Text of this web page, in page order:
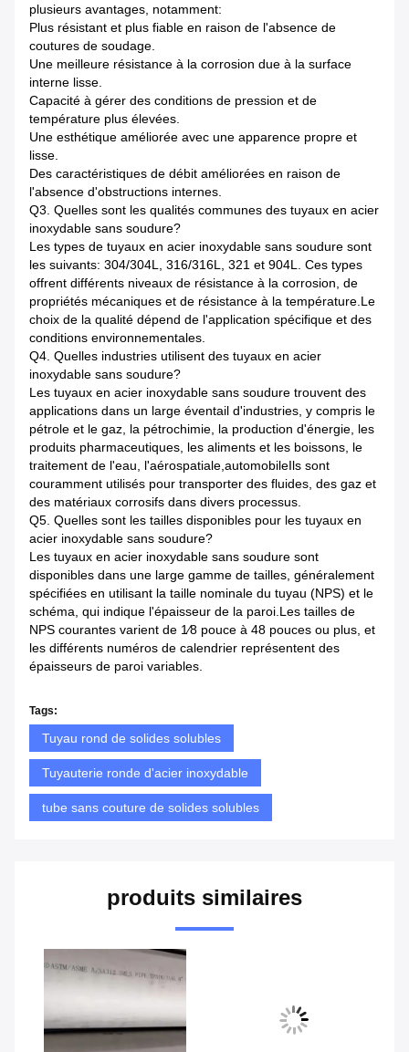
plusieurs avantages, notamment:
Plus résistant et plus fiable en raison de l'absence de
coutures de soudage.
Une meilleure résistance à la corrosion due à la surface
interne lisse.
Capacité à gérer des conditions de pression et de
température plus élevées.
Une esthétique améliorée avec une apparence propre et
lisse.
Des caractéristiques de débit améliorées en raison de
l'absence d'obstructions internes.
Q3. Quelles sont les qualités communes des tuyaux en acier
inoxydable sans soudure?
Les types de tuyaux en acier inoxydable sans soudure sont
les suivants: 304/304L, 316/316L, 321 et 904L. Ces types
offrent différents niveaux de résistance à la corrosion, de
propriétés mécaniques et de résistance à la température.Le
choix de la qualité dépend de l'application spécifique et des
conditions environnementales.
Q4. Quelles industries utilisent des tuyaux en acier
inoxydable sans soudure?
Les tuyaux en acier inoxydable sans soudure trouvent des
applications dans un large éventail d'industries, y compris le
pétrole et le gaz, la pétrochimie, la production d'énergie, les
produits pharmaceutiques, les aliments et les boissons, le
traitement de l'eau, l'aérospatiale,automobileIls sont
couramment utilisés pour transporter des fluides, des gaz et
des matériaux corrosifs dans divers processus.
Q5. Quelles sont les tailles disponibles pour les tuyaux en
acier inoxydable sans soudure?
Les tuyaux en acier inoxydable sans soudure sont
disponibles dans une large gamme de tailles, généralement
spécifiées en utilisant la taille nominale du tuyau (NPS) et le
schéma, qui indique l'épaisseur de la paroi.Les tailles de
NPS courantes varient de 1⁄8 pouce à 48 pouces ou plus, et
les différents numéros de calendrier représentent des
épaisseurs de paroi variables.
Tags:
Tuyau rond de solides solubles
Tuyauterie ronde d'acier inoxydable
tube sans couture de solides solubles
produits similaires